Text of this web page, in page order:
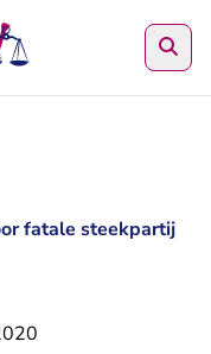
fatale steekpartij